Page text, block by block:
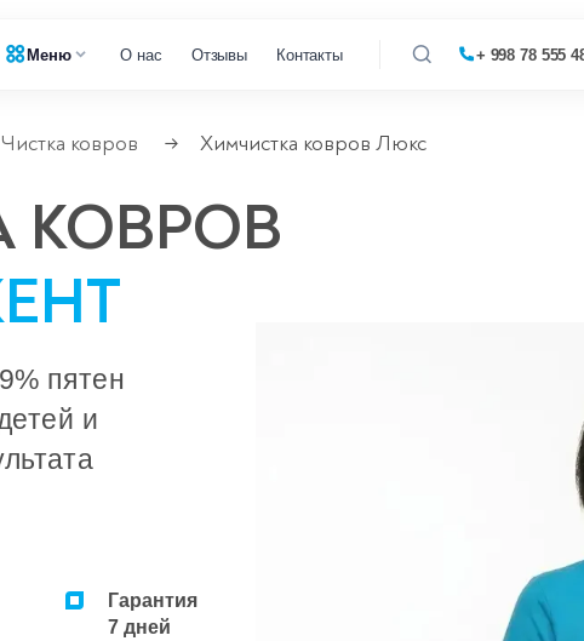
Меню О нас Отзывы Контакты + 998 78 555
микроволновок
парогенераторов
Чистка ковров → Химчистка ковров Люкс
КОВРОВ
пятен
и
Гарантия
7 дней